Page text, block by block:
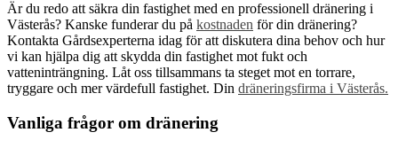
Är du redo att säkra din fastighet med en professionell dränering i
Västerås? Kanske funderar du på kostnaden för din dränering?
Kontakta Gårdsexperterna idag för att diskutera dina behov och hur
vi kan hjälpa dig att skydda din fastighet mot fukt och
vatteninträngning. Låt oss tillsammans ta steget mot en torrare,
tryggare och mer värdefull fastighet. Din dräneringsfirma i Västerås.
Vanliga frågor om dränering